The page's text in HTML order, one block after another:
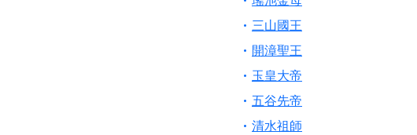
三山國王
開漳聖王
玉皇大帝
五谷先帝
清水祖師